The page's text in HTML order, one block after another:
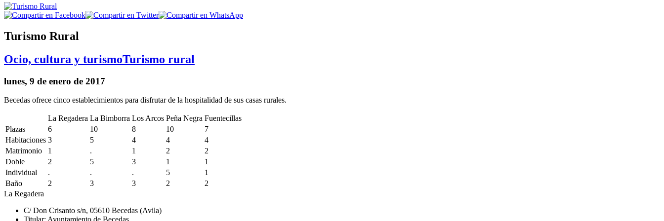
Turismo Rural
Ocio, cultura y turismoTurismo rural
lunes, 9 de enero de 2017
Becedas ofrece cinco establecimientos para disfrutar de la hospitalidad de sus casas rurales.
La Regadera La Bimborra Los Arcos Peña Negra Fuentecillas
Plazas
6 10 8 10
7
Habitaciones 3 5 4 4
4
Matrimonio
1 . 1 2
2
Doble
2 5 3 1
1
Individual
. . . 5
1
Baño
2 3 3 2
2
La Regadera
C/ Don Crisanto s/n, 05610 Becedas (Avila)